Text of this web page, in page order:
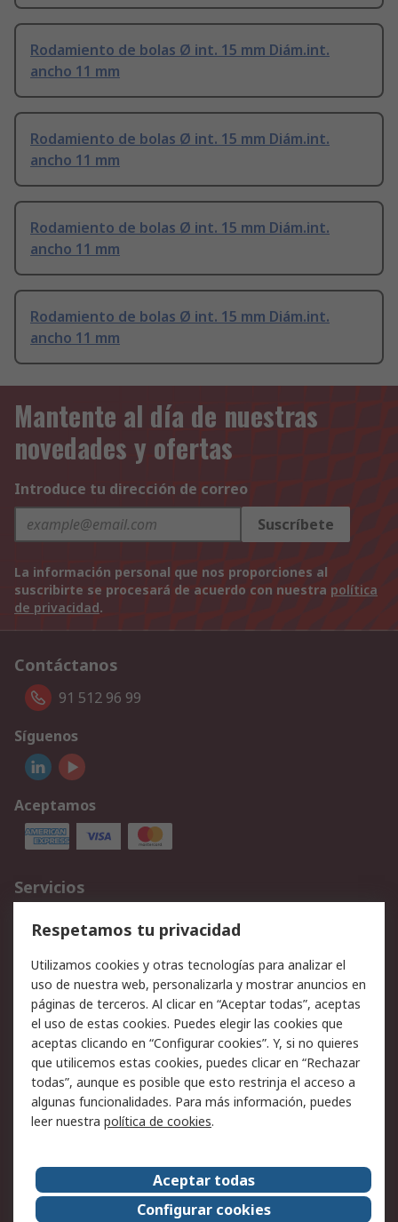
Rodamiento de bolas Ø int. 15 mm Diám.int.
ancho 11 mm
Rodamiento de bolas Ø int. 15 mm Diám.int.
ancho 11 mm
Rodamiento de bolas Ø int. 15 mm Diám.int.
ancho 11 mm
Rodamiento de bolas Ø int. 15 mm Diám.int.
ancho 11 mm
Mantente al día de nuestras
novedades y ofertas
Introduce tu dirección de correo
Suscríbete
La información personal que nos proporciones al
suscribirte se procesará de acuerdo con nuestra política
de privacidad.
Contáctanos
91 512 96 99
Síguenos
Aceptamos
Servicios
Cómo realizar pedidos
Devoluciones
Facturación y pago
Ofertas
Soporte técnico
Legal
Aviso legal
Política de privacidad -
Actualizada
Política sobre cookies
Seguridad de emails
Certificaciones de
Condiciones de venta
Acerca de RS
Respetamos tu privacidad
Utilizamos cookies y otras tecnologías para analizar el
uso de nuestra web, personalizarla y mostrar anuncios en
páginas de terceros. Al clicar en “Aceptar todas”, aceptas
el uso de estas cookies. Puedes elegir las cookies que
aceptas clicando en “Configurar cookies”. Y, si no quieres
que utilicemos estas cookies, puedes clicar en “Rechazar
todas”, aunque es posible que esto restrinja el acceso a
algunas funcionalidades. Para más información, puedes
leer nuestra política de cookies.
Aceptar todas
Configurar cookies